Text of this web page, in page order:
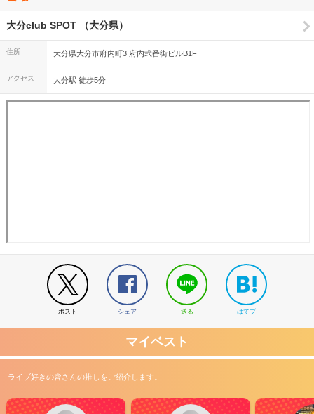
大分club SPOT （大分県）
住所 大分県大分市府内町3 府内弐番街ビルB1F
アクセス 大分駅 徒歩5分
ポスト シェア 送る はてブ
マイベスト
ライブ好きの皆さんの推しをご紹介します。